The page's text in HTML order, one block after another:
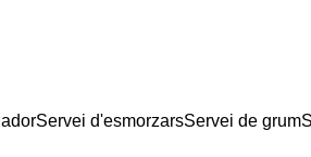
Servei d'esmorzarsServei de grum